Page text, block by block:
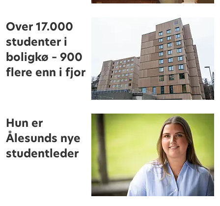
Over 17.000
studenter i
boligkø – 900
flere enn i fjor
Hun er
Ålesunds nye
studentleder